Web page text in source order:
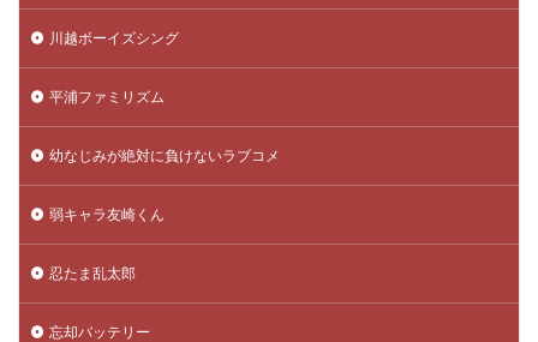
川越ボーイズシング
平浦ファミリズム
幼なじみが絶対に負けないラブコメ
弱キャラ友崎くん
忍たま乱太郎
忘却バッテリー